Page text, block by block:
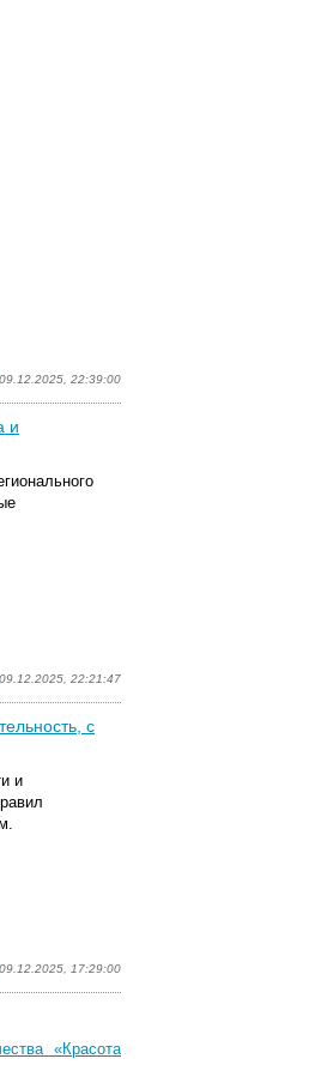
09.12.2025, 22:39:00
и
09.12.2025, 22:21:47
с
и
09.12.2025, 17:29:00
«Красота